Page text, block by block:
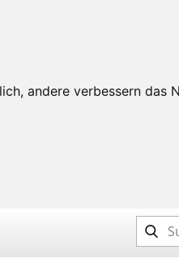
andere verbessern das